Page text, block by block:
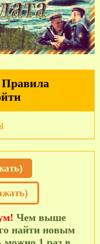
Правила
Чем выше
найти новым